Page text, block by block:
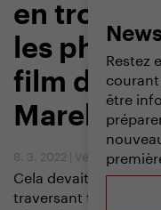
Restez
être
en
les
film
Marek
8. 3. 2022 Vendula
Cela devait être une
traversant toute